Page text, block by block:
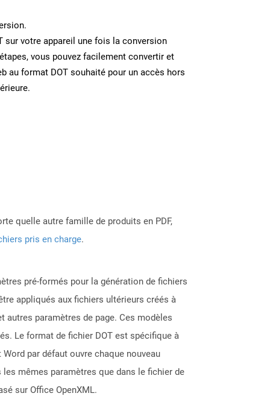
sur votre appareil une fois la conversion
vous pouvez facilement convertir et
au format DOT souhaité pour un accès hors
quelle autre famille de produits en PDF,
pris en charge.
pré-formés pour la génération de fichiers
appliqués aux fichiers ultérieurs créés à
autres paramètres de page. Ces modèles
Le format de fichier DOT est spécifique à
par défaut ouvre chaque nouveau
mêmes paramètres que dans le fichier de
sur Office OpenXML.